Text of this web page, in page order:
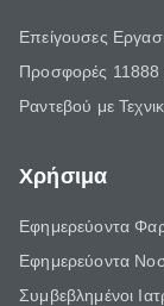
Επείγουσες
Προσφορές 11888
Ραντεβού με
Χρήσιμα
Εφημερεύοντα
Εφημερεύοντα
Συμβεβλημένοι